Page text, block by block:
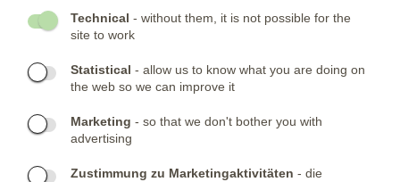
Technical - without them, it is not possible for the
site to work
Statistical - allow us to know what you are doing on
the web so we can improve it
Marketing - so that we don't bother you with
advertising
Zustimmung zu Marketingaktivitäten - die
- GESELLSCHAFT
KONTAKTIERE UNS
Skype:ARMYSHOP.CZ